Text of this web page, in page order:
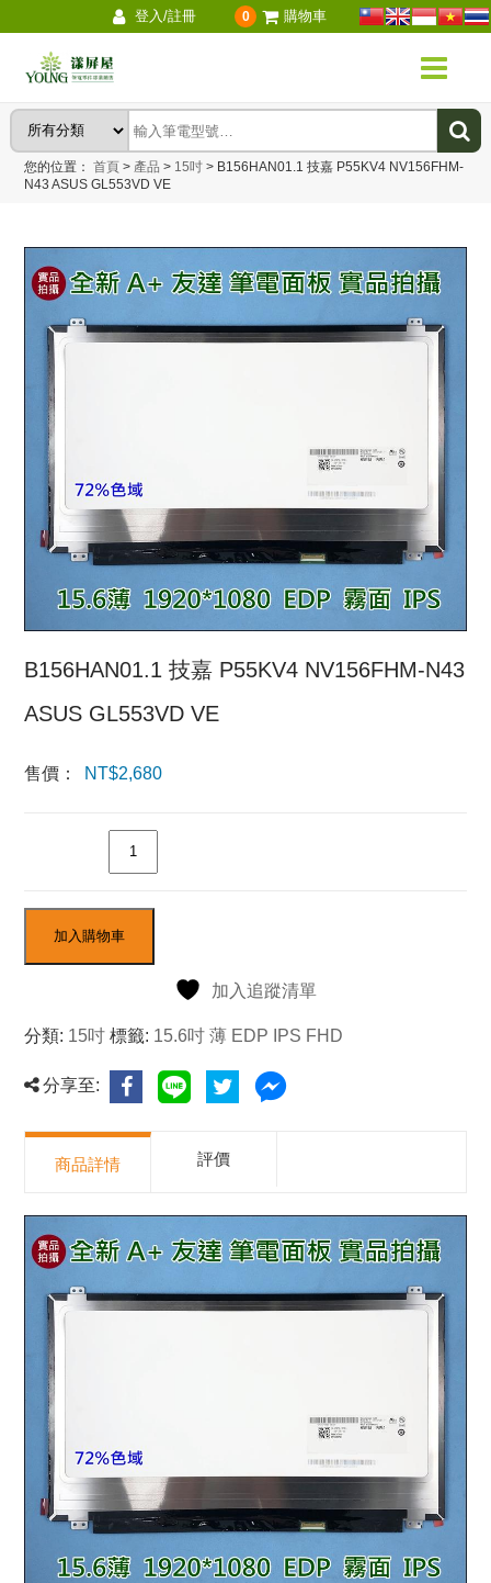
登入/註冊 0 購物車
您的位置：首頁 > 產品 > 15吋 > B156HAN01.1 技嘉 P55KV4 NV156FHM-
N43 ASUS GL553VD VE
B156HAN01.1 技嘉 P55KV4 NV156FHM-N43
ASUS GL553VD VE
售價： NT$2,680
加入購物車
加入追蹤清單
分類: 15吋 標籤: 15.6吋 薄 EDP IPS FHD
分享至:
商品詳情 評價